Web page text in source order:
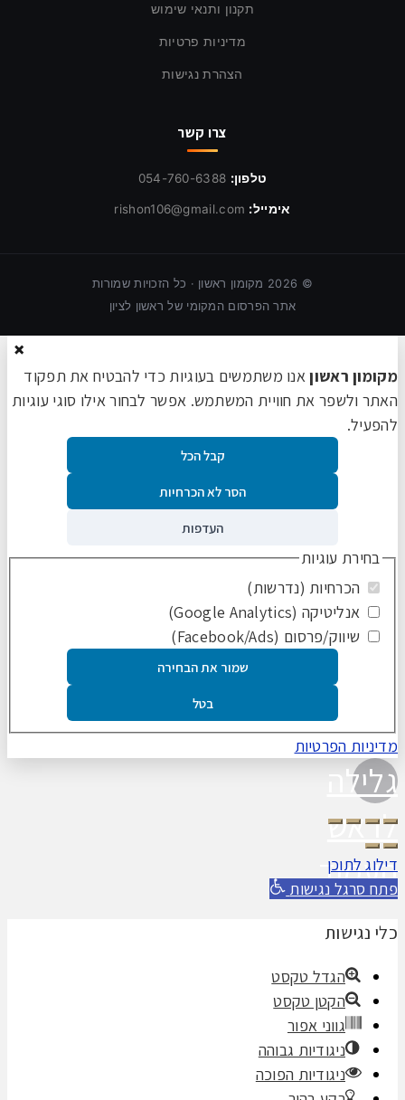
תקנון ותנאי שימוש
מדיניות פרטיות
הצהרת נגישות
צרו קשר
טלפון: 054-760-6388
אימייל: rishon106@gmail.com
©
2026 מקומון ראשון · כל הזכויות שמורות
אתר הפרסום המקומי של ראשון לציון
×
מקומון ראשוןאנו משתמשים בעוגיות כדי להבטיח את תפקוד
האתר ולשפר את חוויית המשתמש. אפשר לבחור אילו סוגי עוגיות
להפעיל.
קבל הכל
הסר לא הכרחיות
העדפות
בחירת עוגיות
הכרחיות (נדרשות)
אנליטיקה (Google Analytics)
שיווק/פרסום (Facebook/Ads)
שמור את הבחירה
בטל
מדיניות הפרטיות
גלילה
לראש
העמוד
דילוג לתוכן
פתח סרגל נגישות
כלי נגישות
הגדל טקסט
הקטן טקסט
גווני אפור
ניגודיות גבוהה
ניגודיות הפוכה